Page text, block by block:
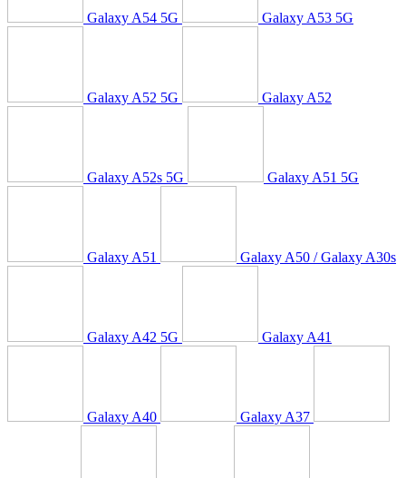
Galaxy A54 5G Galaxy A53 5G
Galaxy A52 5G Galaxy A52
Galaxy A52s 5G Galaxy A51 5G
Galaxy A51 Galaxy A50 / Galaxy A30s
Galaxy A42 5G Galaxy A41
Galaxy A40 Galaxy A37